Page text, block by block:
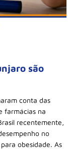
são
conta das
farmácias na
recentemente,
no
obesidade. As